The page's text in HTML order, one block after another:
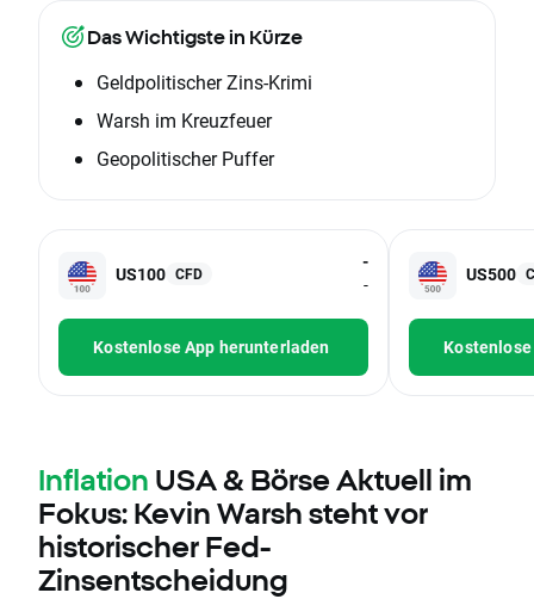
Das Wichtigste in Kürze
Geldpolitischer Zins-Krimi
Warsh im Kreuzfeuer
Geopolitischer Puffer
US100 CFD
-
-
Kostenlose App herunterladen
US500
Inflation USA & Börse Aktuell im
Fokus: Kevin Warsh steht vor
historischer Fed-
Zinsentscheidung